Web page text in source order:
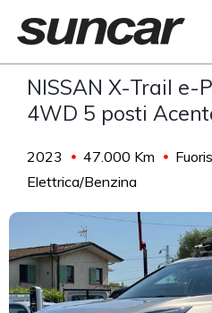
NISSAN X-Trail e-
4WD 5 posti
2023 47.000 Km
Elettrica/Benzina